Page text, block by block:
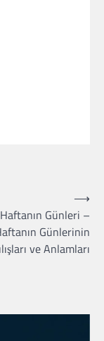
Günleri –
Günlerinin
ve Anlamları
⟶